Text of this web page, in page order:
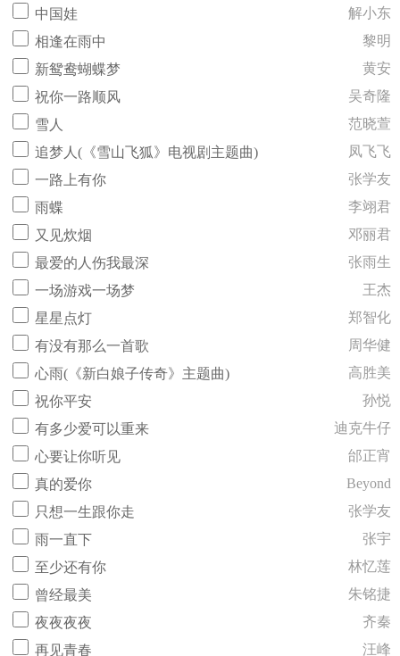
中国娃
解小东
相逢在雨中
黎明
新鸳鸯蝴蝶梦
黄安
祝你一路顺风
吴奇隆
雪人
范晓萱
追梦人(《雪山飞狐》电视剧主题曲)
凤飞飞
一路上有你
张学友
雨蝶
李翊君
又见炊烟
邓丽君
最爱的人伤我最深
张雨生
一场游戏一场梦
王杰
星星点灯
郑智化
有没有那么一首歌
周华健
心雨(《新白娘子传奇》主题曲)
高胜美
祝你平安
孙悦
有多少爱可以重来
迪克牛仔
心要让你听见
邰正宵
真的爱你
Beyond
只想一生跟你走
张学友
雨一直下
张宇
至少还有你
林忆莲
曾经最美
朱铭捷
夜夜夜夜
齐秦
再见青春
汪峰